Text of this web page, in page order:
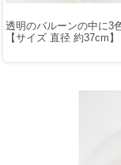
透明のバルーンの中に3
【サイズ 直径 約37cm】